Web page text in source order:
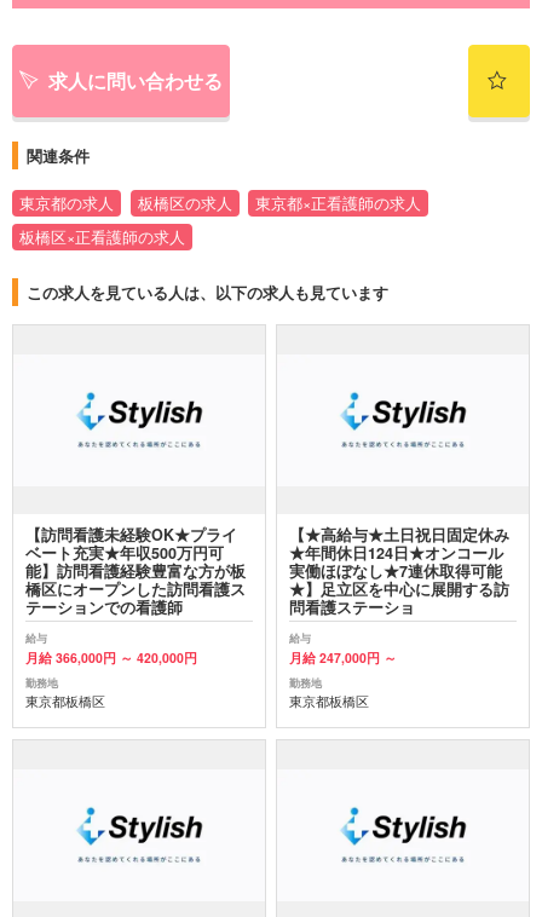
求人に問い合わせる
関連条件
東京都の求人 板橋区の求人
東京都×正看護師の求人
板橋区×正看護師の求人
この求人を見ている人は、以下の求人も見ています
【訪問看護未経験OK★プライ
ベート充実★年収500万円可
能】訪問看護経験豊富な方が板
橋区にオープンした訪問看護ス
テーションでの看護師
給与
月給 366,000円 ～ 420,000円
勤務地
東京都板橋区
【★高給与★土日祝日固定休み
★年間休日124日★オンコール
実働ほぼなし★7連休取得可能
★】足立区を中心に展開する訪
問看護ステーショ
給与
月給 247,000円 ～
勤務地
東京都板橋区